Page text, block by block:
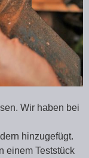
Wir haben bei
hinzugefügt.
einem Teststück